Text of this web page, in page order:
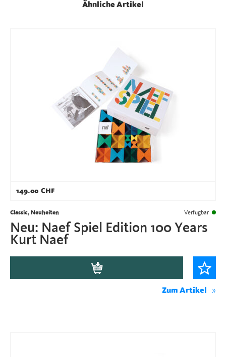
Ähnliche Artikel
149.00 CHF
Classic, Neuheiten Verfügbar
Neu: Naef Spiel Edition 100 Years
Kurt Naef
Zum Artikel